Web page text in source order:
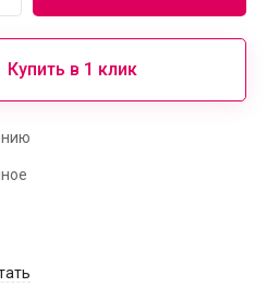
Купить в 1 клик